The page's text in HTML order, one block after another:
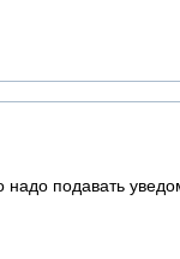
подавать